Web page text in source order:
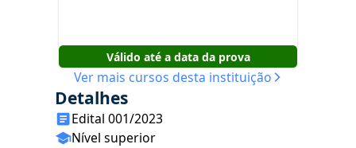
Válido até a data da prova
Ver mais cursos desta instituição
Detalhes
Edital 001/2023
Nível superior